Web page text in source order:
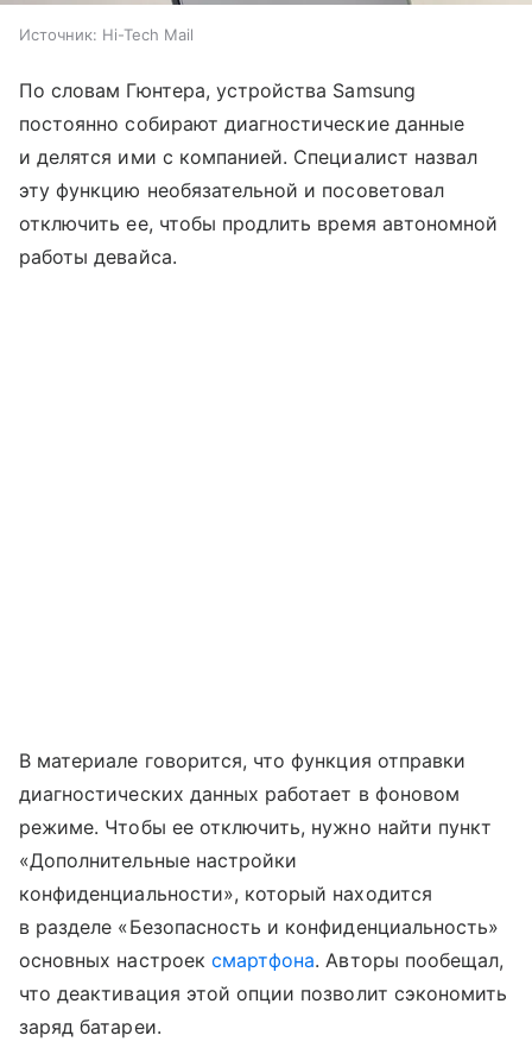
Источник: Hi-Tech Mail
По словам Гюнтера, устройства Samsung
постоянно собирают диагностические данные
и делятся ими с компанией. Специалист назвал
эту функцию необязательной и посоветовал
отключить ее, чтобы продлить время автономной
работы девайса.
В материале говорится, что функция отправки
диагностических данных работает в фоновом
режиме. Чтобы ее отключить, нужно найти пункт
«Дополнительные настройки
конфиденциальности», который находится
в разделе «Безопасность и конфиденциальность»
основных настроек смартфона. Авторы пообещал,
что деактивация этой опции позволит сэкономить
заряд батареи.